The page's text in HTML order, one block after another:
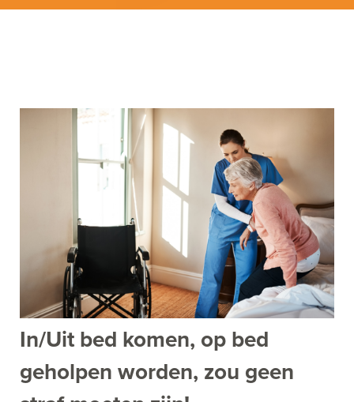
In/Uit bed komen, op bed
geholpen worden, zou geen